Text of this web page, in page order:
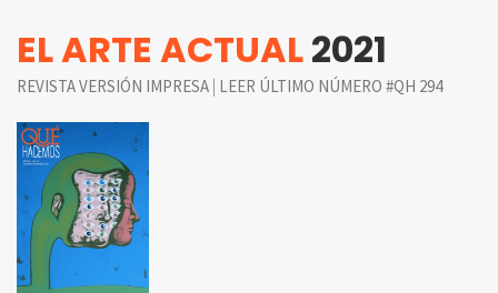
EL ARTE ACTUAL2021
REVISTA VERSIÓN IMPRESA | LEER ÚLTIMO NÚMERO #QH 294